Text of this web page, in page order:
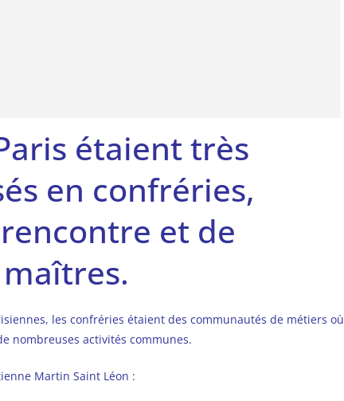
étaient très
en confréries,
et de
les confréries étaient des communautés de métiers où
nombreuses activités communes.
Martin Saint Léon :